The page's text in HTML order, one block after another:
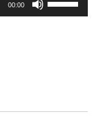
調
節
ー
00:00
リ
下